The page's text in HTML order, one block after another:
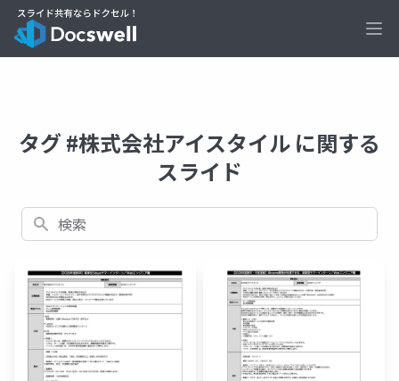
タグ #株式会社アイスタイル に関する
スライド
検索